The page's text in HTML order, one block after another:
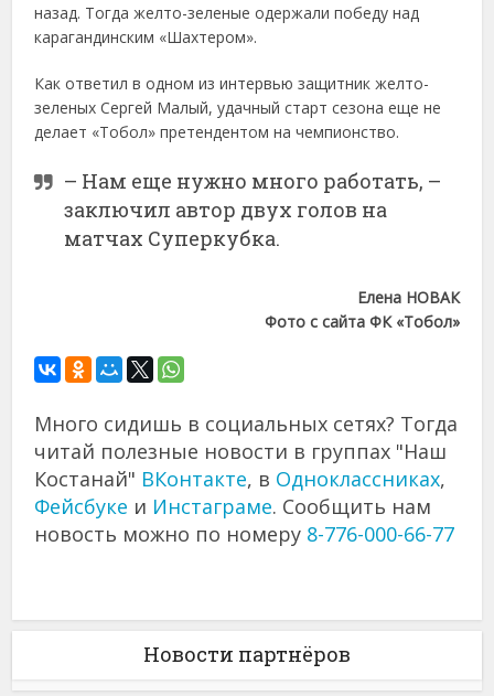
назад. Тогда желто-зеленые одержали победу над
карагандинским «Шахтером».
Как ответил в одном из интервью защитник желто-
зеленых Сергей Малый, удачный старт сезона еще не
делает «Тобол» претендентом на чемпионство.
– Нам еще нужно много работать, –
заключил автор двух голов на
матчах Суперкубка.
Елена НОВАК
Фото с сайта ФК «Тобол»
Много сидишь в социальных сетях? Тогда
читай полезные новости в группах "Наш
Костанай" ВКонтакте, в Одноклассниках,
Фейсбуке и Инстаграме. Сообщить нам
новость можно по номеру 8-776-000-66-77
Новости партнёров